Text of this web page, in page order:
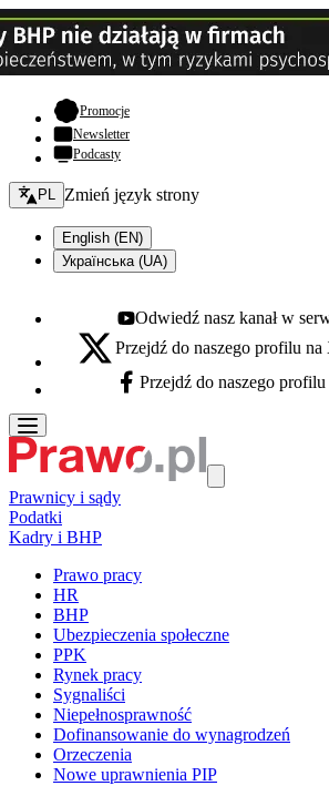
Promocje- otwiera się w nowej karcie
Newsletter
Podcasty
Zmień język - bieżący:
PL Zmień język strony
English (EN)
Українська (UA)
Youtube - otwiera się w nowej karcie
Odwiedź nasz kanał w
X - otwiera się w nowej karcie
Przejdź do naszego profilu
Facebook - otwiera się w nowej karcie
Przejdź do naszego
Prawnicy i sądy
Podatki
Kadry i BHP
Prawo pracy
HR
BHP
Ubezpieczenia społeczne
PPK
Rynek pracy
Sygnaliści
Niepełnosprawność
Dofinansowanie do wynagrodzeń
Orzeczenia
Nowe uprawnienia PIP